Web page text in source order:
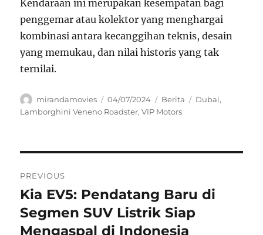
Kendaraan ini merupakan kesempatan bagi
penggemar atau kolektor yang menghargai
kombinasi antara kecanggihan teknis, desain
yang memukau, dan nilai historis yang tak
ternilai.
Author
mirandamovies
Posted
on
04/07/2024 Categories
Berita Tags
Dubai,
Lamborghini Veneno Roadster,VIP Motors
pos
PREVIOUS
Previous
post:
Kia EV5: Pendatang Baru di
Segmen SUV Listrik Siap
Mengaspal di Indonesia